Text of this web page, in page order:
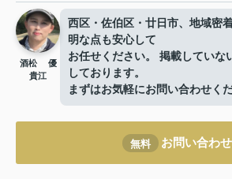
酒松 優
貴江
西区・佐伯区・廿日市、地域密
明な点も安心して
お任せください。 掲載していな
しております。
まずはお気軽にお問い合わせくだ
無料 お問い合わせ